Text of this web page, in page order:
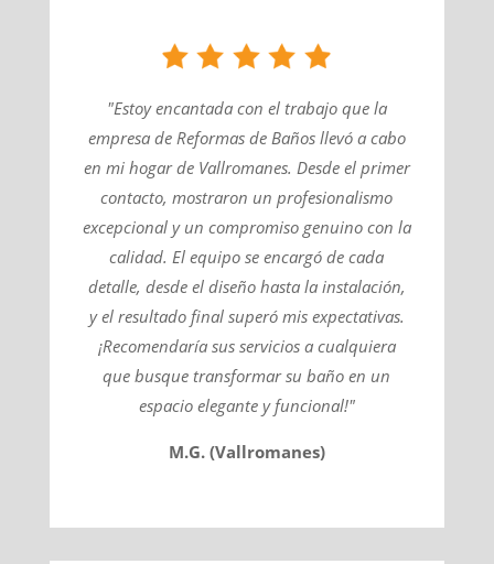
"Estoy encantada con el trabajo que la
empresa de Reformas de Baños llevó a cabo
en mi hogar de Vallromanes. Desde el primer
contacto, mostraron un profesionalismo
excepcional y un compromiso genuino con la
calidad. El equipo se encargó de cada
detalle, desde el diseño hasta la instalación,
y el resultado final superó mis expectativas.
¡Recomendaría sus servicios a cualquiera
que busque transformar su baño en un
espacio elegante y funcional!"
M.G. (Vallromanes)